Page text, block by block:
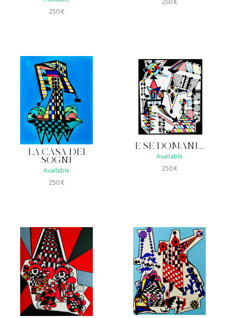
250€
250€
LA CASA DEI
SOGNI
Available
250€
E SE DOMANI....
Available
250€